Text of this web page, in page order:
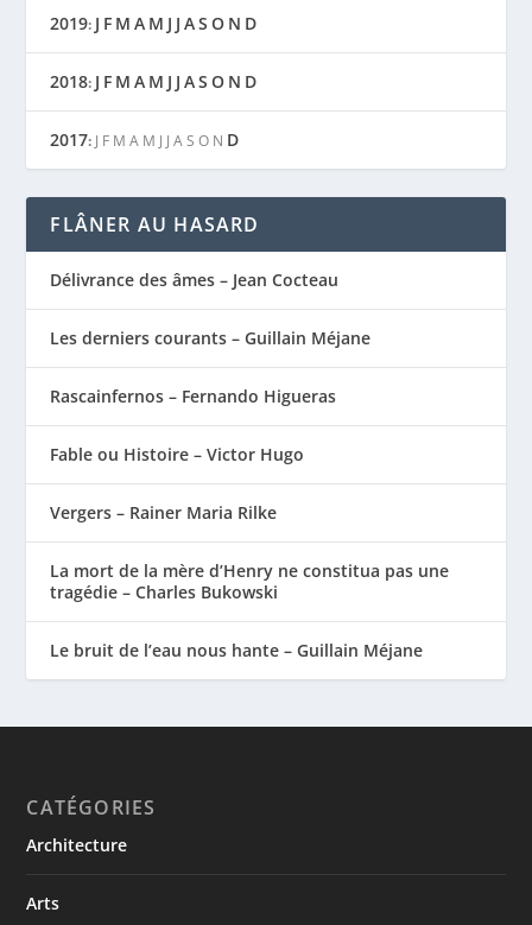
2019: J F M A M J J AS O N D
2018: J F M A M J J AS O N D
2017: J F M A M J J A S O N D
FLÂNER AU HASARD
Délivrance des âmes – Jean Cocteau
Les derniers courants – Guillain Méjane
Rascainfernos – Fernando Higueras
Fable ou Histoire – Victor Hugo
Vergers – Rainer Maria Rilke
La mort de la mère d’Henry ne constitua pas une
tragédie – Charles Bukowski
Le bruit de l’eau nous hante – Guillain Méjane
CATÉGORIES
Architecture
Arts